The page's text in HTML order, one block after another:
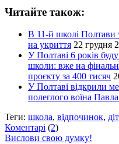
Читайте також:
В 11-й школі Полтави
на укриття 22 грудня
У Полтаві 6 років
школи: вже на
проєкту за 400 тисяч
У Полтаві відкрили
полеглого воїна
Теги: школа, відпочинок,
Коментарі (2)
Вислови свою думку!